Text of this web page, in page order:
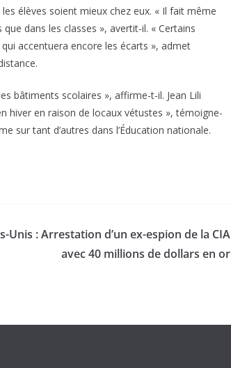
élèves soient mieux chez eux. « Il fait même
dans les classes », avertit-il. « Certains
accentuera encore les écarts », admet
bâtiments scolaires », affirme-t-il. Jean Lili
hiver en raison de locaux vétustes », témoigne-
sur tant d’autres dans l’Éducation nationale.
Unis : Arrestation d’un ex-espion de la CIA
avec 40 millions de dollars en or